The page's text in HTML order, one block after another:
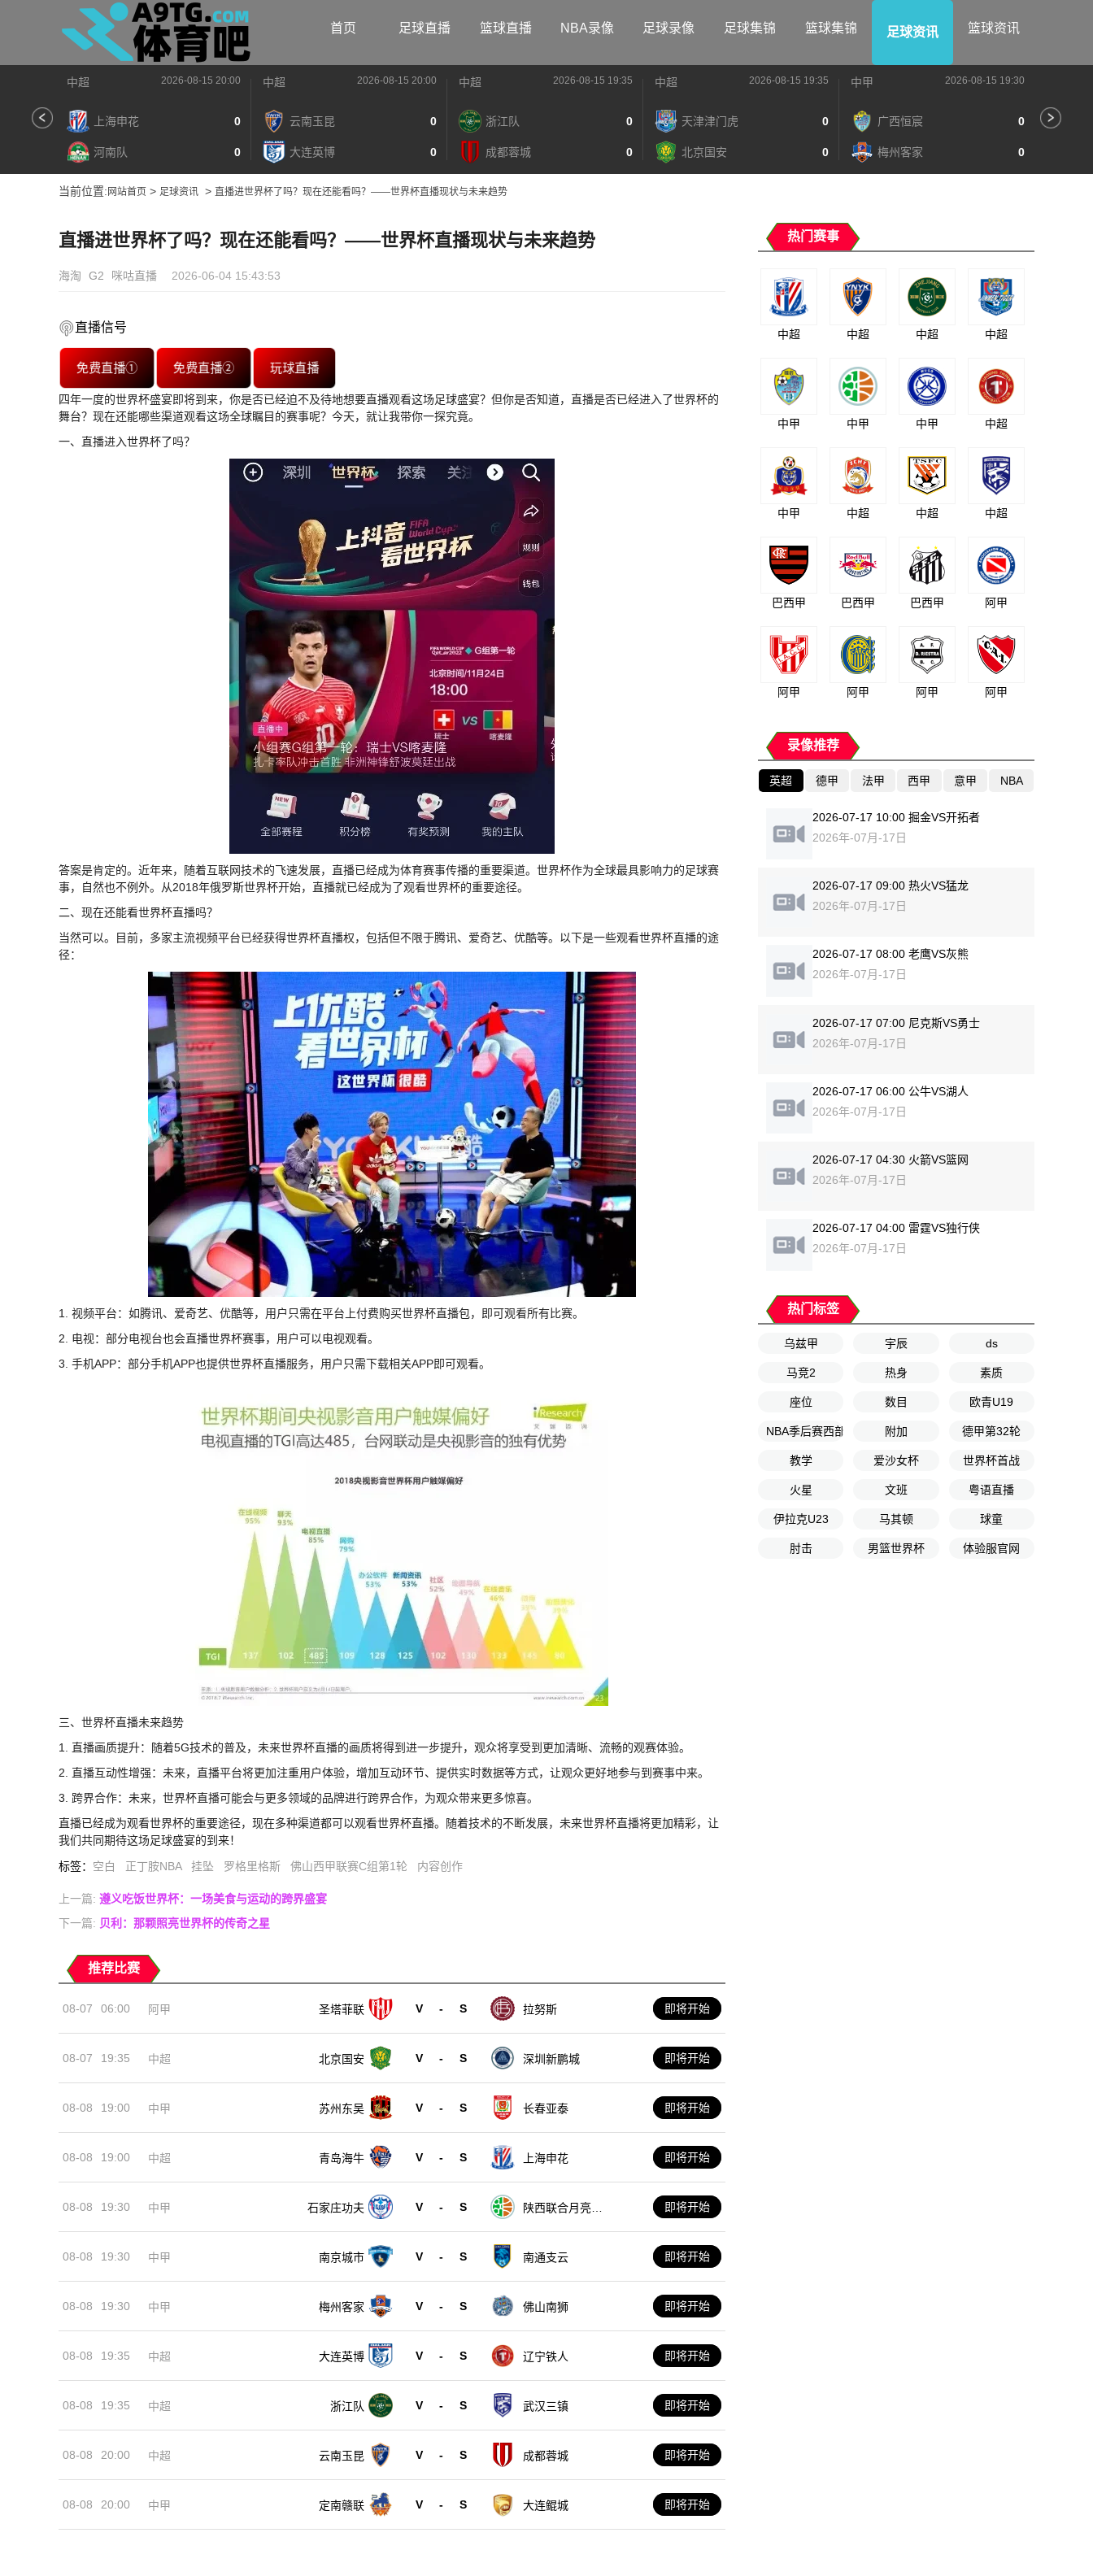
首页 足球直播 篮球直播 NBA录像 足球录像 足球集锦 篮球集锦 足球资讯 篮球资讯
中超 2026-08-15 20:00
上海申花 0
河南队 0
中超 2026-08-15 20:00
云南玉昆 0
大连英博 0
中超 2026-08-15 19:35
浙江队 0
成都蓉城 0
中超 2026-08-15 19:35
天津津门虎 0
北京国安 0
中甲 2026-08-15 19:30
广西恒宸 0
梅州客家 0
当前位置: 网站首页 > 足球资讯 > 直播进世界杯了吗？现在还能看吗？——世界杯直播现状与未来趋势
直播进世界杯了吗？现在还能看吗？——世界杯直播现状与未来趋势
海淘 G2 咪咕直播 2026-06-04 15:43:53
直播信号
免费直播① 免费直播② 玩球直播
四年一度的世界杯盛宴即将到来，你是否已经迫不及待地想要直播观看这场足球盛宴？但你是否知道，直播是否已经进入了世界杯的
舞台？现在还能哪些渠道观看这场全球瞩目的赛事呢？今天，就让我带你一探究竟。
一、直播进入世界杯了吗？
答案是肯定的。近年来，随着互联网技术的飞速发展，直播已经成为体育赛事传播的重要渠道。世界杯作为全球最具影响力的足球赛
事，自然也不例外。从2018年俄罗斯世界杯开始，直播就已经成为了观看世界杯的重要途径。
二、现在还能看世界杯直播吗？
当然可以。目前，多家主流视频平台已经获得世界杯直播权，包括但不限于腾讯、爱奇艺、优酷等。以下是一些观看世界杯直播的途
径：
1. 视频平台：如腾讯、爱奇艺、优酷等，用户只需在平台上付费购买世界杯直播包，即可观看所有比赛。
2. 电视：部分电视台也会直播世界杯赛事，用户可以电视观看。
3. 手机APP：部分手机APP也提供世界杯直播服务，用户只需下载相关APP即可观看。
三、世界杯直播未来趋势
1. 直播画质提升：随着5G技术的普及，未来世界杯直播的画质将得到进一步提升，观众将享受到更加清晰、流畅的观赛体验。
2. 直播互动性增强：未来，直播平台将更加注重用户体验，增加互动环节、提供实时数据等方式，让观众更好地参与到赛事中来。
3. 跨界合作：未来，世界杯直播可能会与更多领域的品牌进行跨界合作，为观众带来更多惊喜。
直播已经成为观看世界杯的重要途径，现在多种渠道都可以观看世界杯直播。随着技术的不断发展，未来世界杯直播将更加精彩，让
我们共同期待这场足球盛宴的到来！
标签： 空白 正丁胺NBA 挂坠 罗格里格斯 佛山西甲联赛C组第1轮 内容创作
上一篇: 遵义吃饭世界杯：一场美食与运动的跨界盛宴
下一篇: 贝利：那颗照亮世界杯的传奇之星
推荐比赛
08-07 06:00 阿甲 圣塔菲联 V - S 拉努斯 即将开始
08-07 19:35 中超 北京国安 V - S 深圳新鹏城 即将开始
08-08 19:00 中甲 苏州东吴 V - S 长春亚泰 即将开始
08-08 19:00 中超 青岛海牛 V - S 上海申花 即将开始
08-08 19:30 中甲 石家庄功夫 V - S
陕西联合月亮泊
即将开始
08-08 19:30 中甲 南京城市 V - S 南通支云 即将开始
08-08 19:30 中甲 梅州客家 V - S 佛山南狮 即将开始
08-08 19:35 中超 大连英博 V - S 辽宁铁人 即将开始
08-08 19:35 中超 浙江队 V - S 武汉三镇 即将开始
08-08 20:00 中超 云南玉昆 V - S 成都蓉城 即将开始
08-08 20:00 中甲 定南赣联 V - S 大连鲲城 即将开始
热门赛事
中超 中超 中超 中超
中甲 中甲 中甲 中超
中甲 中超 中超 中超
巴西甲 巴西甲 巴西甲 阿甲
阿甲 阿甲 阿甲 阿甲
录像推荐
英超 德甲 法甲 西甲 意甲 NBA
2026-07-17 10:00 掘金VS开拓者
2026年-07月-17日
2026-07-17 09:00 热火VS猛龙
2026年-07月-17日
2026-07-17 08:00 老鹰VS灰熊
2026年-07月-17日
2026-07-17 07:00 尼克斯VS勇士
2026年-07月-17日
2026-07-17 06:00 公牛VS湖人
2026年-07月-17日
2026-07-17 04:30 火箭VS篮网
2026年-07月-17日
2026-07-17 04:00 雷霆VS独行侠
2026年-07月-17日
热门标签
乌兹甲 宇辰 ds
马竞2 热身 素质
座位 数目 欧青U19
NBA季后赛西部决赛G1 附加 德甲第32轮
教学 爱沙女杯 世界杯首战
火星 文班 粤语直播
伊拉克U23 马其顿 球童
肘击 男篮世界杯 体验服官网